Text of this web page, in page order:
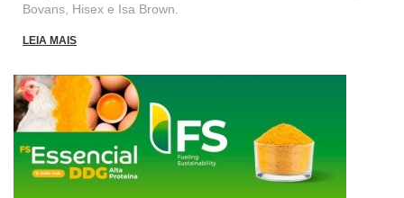
Bovans, Hisex e Isa Brown.
LEIA MAIS